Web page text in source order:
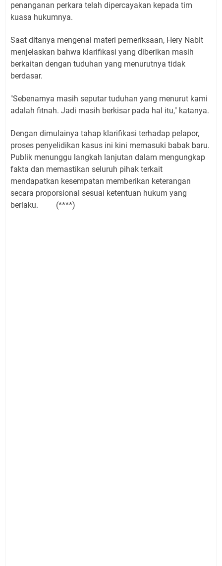
penanganan perkara telah dipercayakan kepada tim
kuasa hukumnya.
Saat ditanya mengenai materi pemeriksaan, Hery Nabit
menjelaskan bahwa klarifikasi yang diberikan masih
berkaitan dengan tuduhan yang menurutnya tidak
berdasar.
"Sebenarnya masih seputar tuduhan yang menurut kami
adalah fitnah. Jadi masih berkisar pada hal itu," katanya.
Dengan dimulainya tahap klarifikasi terhadap pelapor,
proses penyelidikan kasus ini kini memasuki babak baru.
Publik menunggu langkah lanjutan dalam mengungkap
fakta dan memastikan seluruh pihak terkait
mendapatkan kesempatan memberikan keterangan
secara proporsional sesuai ketentuan hukum yang
berlaku. (****)